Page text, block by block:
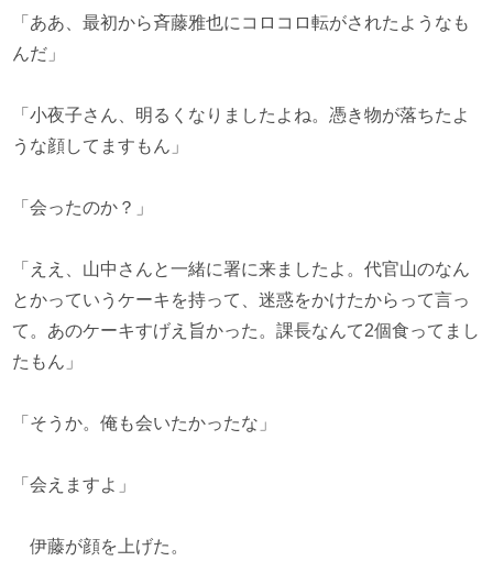
「ああ、最初から斉藤雅也にコロコロ転がされたようなも
んだ」
「小夜子さん、明るくなりましたよね。憑き物が落ちたよ
うな顔してますもん」
「会ったのか？」
「ええ、山中さんと一緒に署に来ましたよ。代官山のなん
とかっていうケーキを持って、迷惑をかけたからって言っ
て。あのケーキすげえ旨かった。課長なんて2個食ってまし
たもん」
「そうか。俺も会いたかったな」
「会えますよ」
伊藤が顔を上げた。